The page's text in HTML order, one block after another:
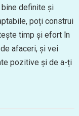
definite și
poți construi
timp și efort în
afaceri, și vei
pozitive și de a-ți